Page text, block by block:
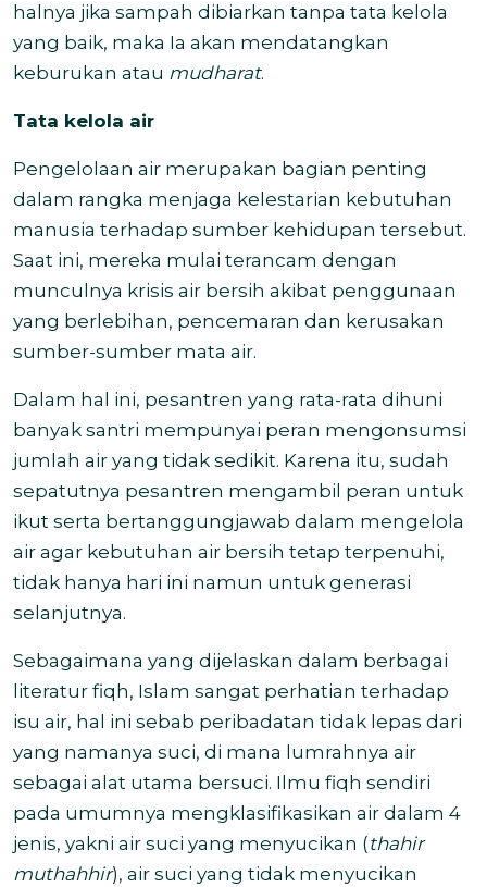
halnya jika sampah dibiarkan tanpa tata kelola
yang baik, maka Ia akan mendatangkan
keburukan atau mudharat.
Tata kelola air
Pengelolaan air merupakan bagian penting
dalam rangka menjaga kelestarian kebutuhan
manusia terhadap sumber kehidupan tersebut.
Saat ini, mereka mulai terancam dengan
munculnya krisis air bersih akibat penggunaan
yang berlebihan, pencemaran dan kerusakan
sumber-sumber mata air.
Dalam hal ini, pesantren yang rata-rata dihuni
banyak santri mempunyai peran mengonsumsi
jumlah air yang tidak sedikit. Karena itu, sudah
sepatutnya pesantren mengambil peran untuk
ikut serta bertanggungjawab dalam mengelola
air agar kebutuhan air bersih tetap terpenuhi,
tidak hanya hari ini namun untuk generasi
selanjutnya.
Sebagaimana yang dijelaskan dalam berbagai
literatur fiqh, Islam sangat perhatian terhadap
isu air, hal ini sebab peribadatan tidak lepas dari
yang namanya suci, di mana lumrahnya air
sebagai alat utama bersuci. Ilmu fiqh sendiri
pada umumnya mengklasifikasikan air dalam 4
jenis, yakni air suci yang menyucikan (thahir
muthahhir), air suci yang tidak menyucikan